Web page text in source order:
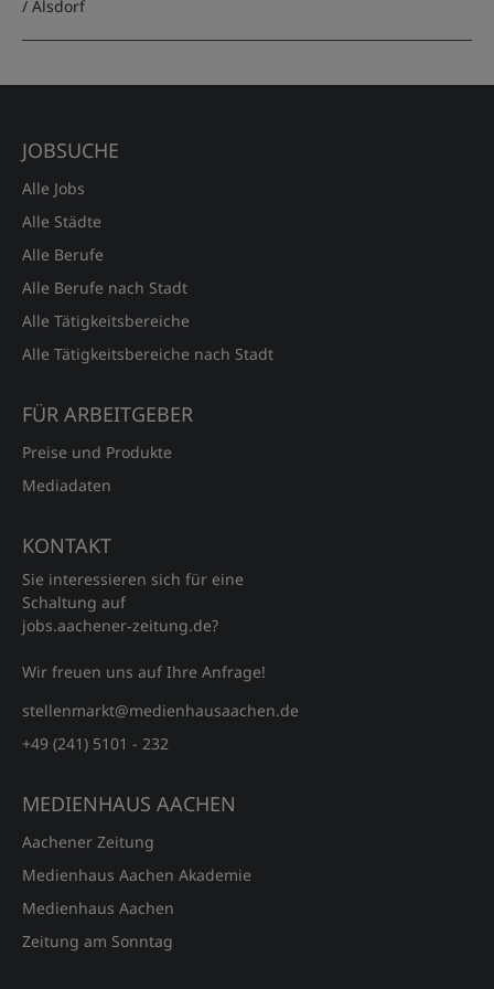
/ Alsdorf
JOBSUCHE
Alle Jobs
Alle Städte
Alle Berufe
Alle Berufe nach Stadt
Alle Tätigkeitsbereiche
Alle Tätigkeitsbereiche nach Stadt
FÜR ARBEITGEBER
Preise und Produkte
Mediadaten
KONTAKT
Sie interessieren sich für eine
Schaltung auf
jobs.aachener‑zeitung.de?
Wir freuen uns auf Ihre Anfrage!
stellenmarkt@medienhausaachen.de
+49 (241) 5101 - 232
MEDIENHAUS AACHEN
Aachener Zeitung
Medienhaus Aachen Akademie
Medienhaus Aachen
Zeitung am Sonntag